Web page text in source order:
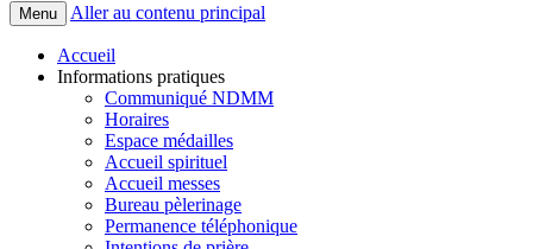
Menu Aller au contenu principal
Accueil
Informations pratiques
Communiqué NDMM
Horaires
Espace médailles
Accueil spirituel
Accueil messes
Bureau pèlerinage
Permanence téléphonique